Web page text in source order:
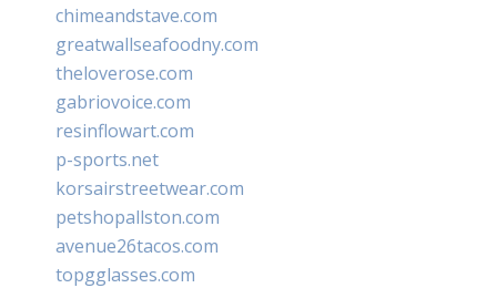
chimeandstave.com
greatwallseafoodny.com
theloverose.com
gabriovoice.com
resinflowart.com
p-sports.net
korsairstreetwear.com
petshopallston.com
avenue26tacos.com
topgglasses.com